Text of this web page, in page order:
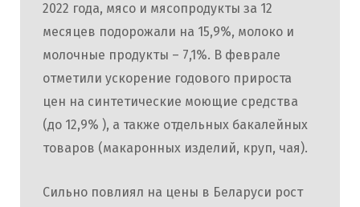
2022 года, мясо и мясопродукты за 12
месяцев подорожали на 15,9%, молоко и
молочные продукты – 7,1%. В феврале
отметили ускорение годового прироста
цен на синтетические моющие средства
(до 12,9% ), а также отдельных бакалейных
товаров (макаронных изделий, круп, чая).
Сильно повлиял на цены в Беларуси рост